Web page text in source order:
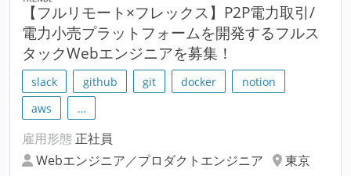
【フルリモート×フレックス】P2P電⼒取引/
電⼒小売プラットフォームを開発するフルス
タックWebエンジニアを募集！
slack github git docker
notion
aws
…
雇用形態 正社員
Webエンジニア／プロダクトエンジニア
東京